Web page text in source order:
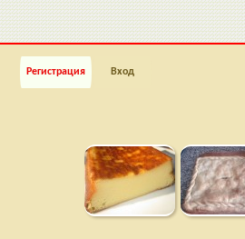
Регистрация Вход